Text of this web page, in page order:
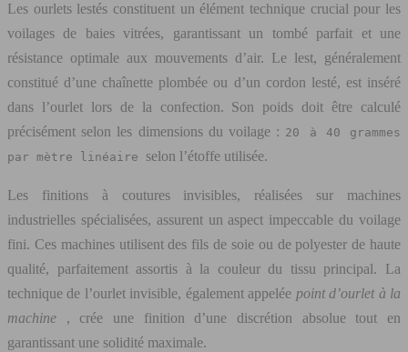
Les ourlets lestés constituent un élément technique crucial pour les
voilages de baies vitrées, garantissant un tombé parfait et une
résistance optimale aux mouvements d’air. Le lest, généralement
constitué d’une chaînette plombée ou d’un cordon lesté, est inséré
dans l’ourlet lors de la confection. Son poids doit être calculé
précisément selon les dimensions du voilage : 20 à 40 grammes
par mètre linéaire selon l’étoffe utilisée.
Les finitions à coutures invisibles, réalisées sur machines
industrielles spécialisées, assurent un aspect impeccable du voilage
fini. Ces machines utilisent des fils de soie ou de polyester de haute
qualité, parfaitement assortis à la couleur du tissu principal. La
technique de l’ourlet invisible, également appelée point d’ourlet à la
machine , crée une finition d’une discrétion absolue tout en
garantissant une solidité maximale.